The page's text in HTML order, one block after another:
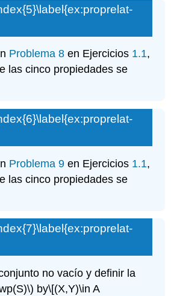
Problema 8 en Ejercicios 1.1,
las cinco propiedades se
Problema 9 en Ejercicios 1.1,
las cinco propiedades se
no vacío y definir la
by\[(X,Y)\in A